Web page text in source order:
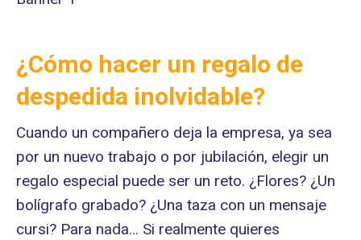
¿Cómo hacer un regalo de
despedida inolvidable?
Cuando un compañero deja la empresa, ya sea
por un nuevo trabajo o por jubilación, elegir un
regalo especial puede ser un reto. ¿Flores? ¿Un
bolígrafo grabado? ¿Una taza con un mensaje
cursi? Para nada… Si realmente quieres